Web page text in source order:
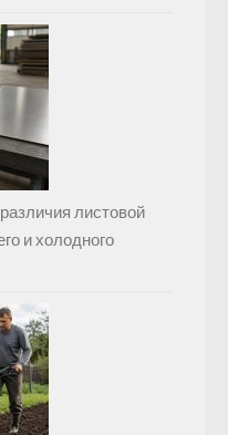
листовой
и холодного